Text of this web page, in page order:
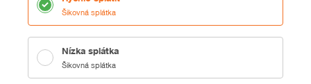
Šikovná splátka
Nízka splátka
Šikovná splátka